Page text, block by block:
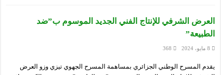
العرض الشرفي للإنتاج الفني الجديد الموسوم ب”ضد
الطبيعة”
8 مايو، 2024 368
يقدم المسرح الوطني الجزائري بمساهمة المسرح الجهوي تيزي وزو العرض